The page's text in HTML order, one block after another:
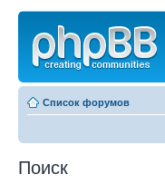
Список форумов
Поиск